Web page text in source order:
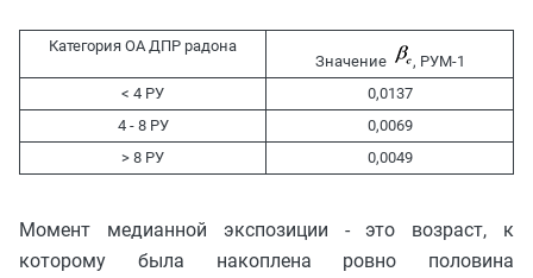
Категория ОА ДПР радона
Значение
, РУМ-1
< 4 РУ
0,0137
4 - 8 РУ
0,0069
> 8 РУ
0,0049
Момент медианной экспозиции - это возраст, к
которому была накоплена ровно половина